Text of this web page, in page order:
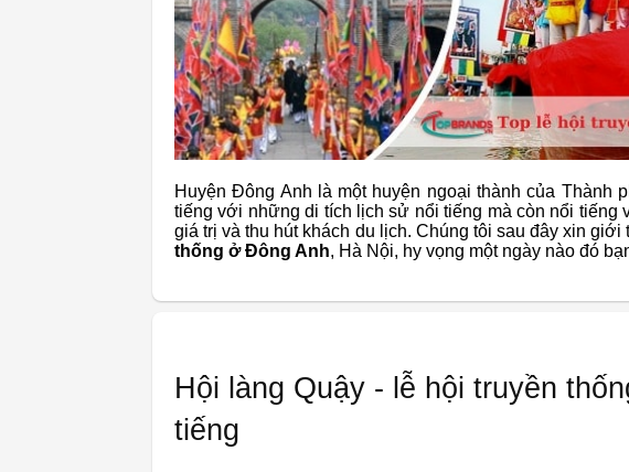
Huyện Đông Anh là một huyện ngoại thành của Thành
tiếng với những di tích lịch sử nổi tiếng mà còn nổi tiếng
giá trị và thu hút khách du lịch. Chúng tôi sau đây xin giới
thống ở Đông Anh, Hà Nội, hy vọng một ngày nào đó
Hội làng Quậy - lễ hội truyền
tiếng